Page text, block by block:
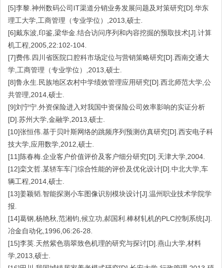
[5]李黎.神州数码公司IT渠道分销业务发展问题及对策研究[D].华东
理工大学,工商管理（专业学位）,2013,硕士.
[6]戴东波,印鉴,梁华金.结合访问序列和内容挖掘的预取技术[J].计算
机工程,2005,22:102-104.
[7]费伟.四川省医院口腔科市场定位与营销策略研究[D].西南交通大
学,工商管理（专业学位）,2013,硕士.
[8]鲁永生.民族地区农村中学绩效管理应用研究[D].西北师范大学,公
共管理,2014,硕士.
[9]刘宁宁.外资保险进入对我国中资保险公司效率影响的实证分析
[D].苏州大学,金融学,2013,硕士.
[10]张恒伟.基于贝叶斯网络的跳频序列预测仿真研究[D].西安电子科
技大学,应用数学,2012,硕士.
[11]陈春梅.企业客户价值评价及客户细分研究[D].天津大学,2004.
[12]栾文哲.某轿车车门综合性能的评价及优化设计[D].中北大学,车
辆工程,2014,硕士.
[13]姜颖韬.智能探测小车图像识别模块设计[J].温州职业技术学院学
报.
[14]葛钢,杨艳秋,范湘钧,候立功,郝国利.棒材轧机的PLC控制系统[J].
冶金自动化,1996,06:26-28.
[15]李英.天然紫色翡翠致色机理的研究与探讨[D].燕山大学,材料
学,2013,硕士.